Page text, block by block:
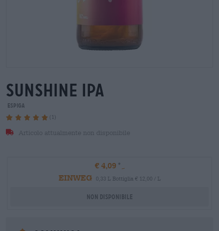
sunshine ipa
Espiga
(1)
Articolo attualmente non disponibile
€ 4,09
EINWEG
0,33 L Bottiglia € 12,00 / L
Non disponibile